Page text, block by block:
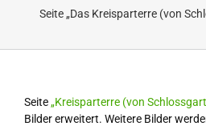
Seite „Das Kreisparterre (von
Seite„Kreisparterre (von
Bilder erweitert. Weitere Bilder